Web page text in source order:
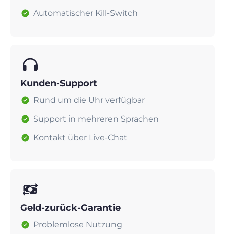
Automatischer Kill-Switch
Kunden-Support
Rund um die Uhr verfügbar
Support in mehreren Sprachen
Kontakt über Live-Chat
Geld-zurück-Garantie
Problemlose Nutzung